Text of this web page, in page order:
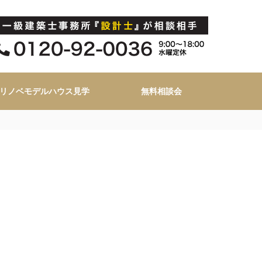
リノベモデルハウス見学 無料相談会